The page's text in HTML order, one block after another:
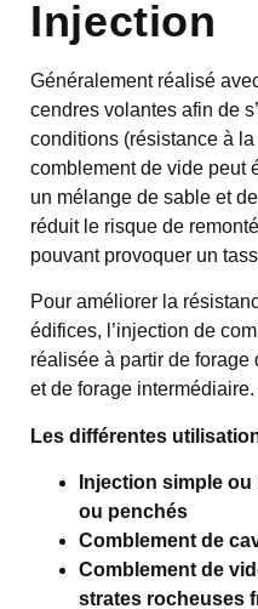
Injection
Généralement réalisé
cendres volantes afin de
conditions (résistance à
comblement de vide peut
un mélange de sable et
réduit le risque de
pouvant provoquer un
Pour améliorer la
édifices, l’injection de
réalisée à partir de forage
et de forage intermédiaire.
Les différentes
Injection simple
ou penchés
Comblement de
Comblement de
strates rocheuses